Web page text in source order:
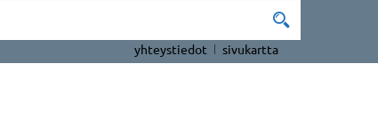
yhteystiedot sivukartta